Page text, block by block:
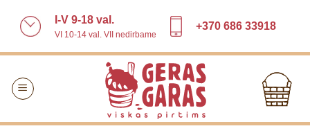
I-V 9-18 val.
VI 10-14 val. VII nedirbame
+370 686 33918